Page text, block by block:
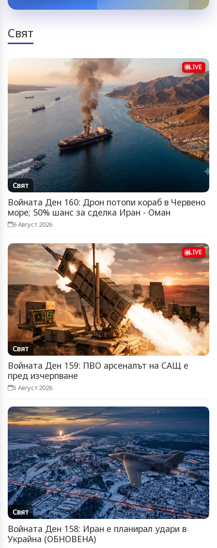
Свят
LIVE
Свят
Войната Ден 160: Дрон потопи кораб в Червено
море; 50% шанс за сделка Иран - Оман
6 Август 2026
LIVE
Свят
Войната Ден 159: ПВО арсеналът на САЩ е
пред изчерпване
5 Август 2026
Свят
Войната Ден 158: Иран е планирал удари в
Украйна (ОБНОВЕНА)